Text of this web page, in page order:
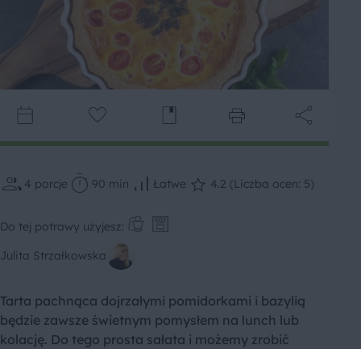
4 porcje 90 min Łatwe 4.2 (Liczba ocen: 5)
Do tej potrawy użyjesz:
Julita Strzałkowska
Tarta pachnąca dojrzałymi pomidorkami i bazylią
będzie zawsze świetnym pomysłem na lunch lub
kolację. Do tego prosta sałata i możemy zrobić